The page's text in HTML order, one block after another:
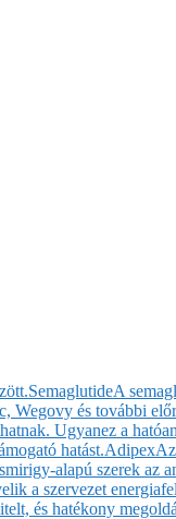
SemaglutideA
Wegovy és további
Ugyanez a
hatást.Adipex
alapú szerek az
a szervezet
és hatékony